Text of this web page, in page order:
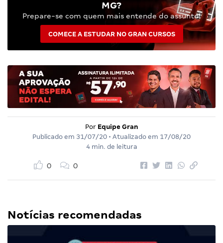
MG?
Prepare-se com quem mais entende do assunto!
COMECE A ESTUDAR NO GRAN CURSOS
Por Equipe Gran
Publicado em 31/07/20 • Atualizado em 17/08/20
4 min. de leitura
0 0
Notícias recomendadas